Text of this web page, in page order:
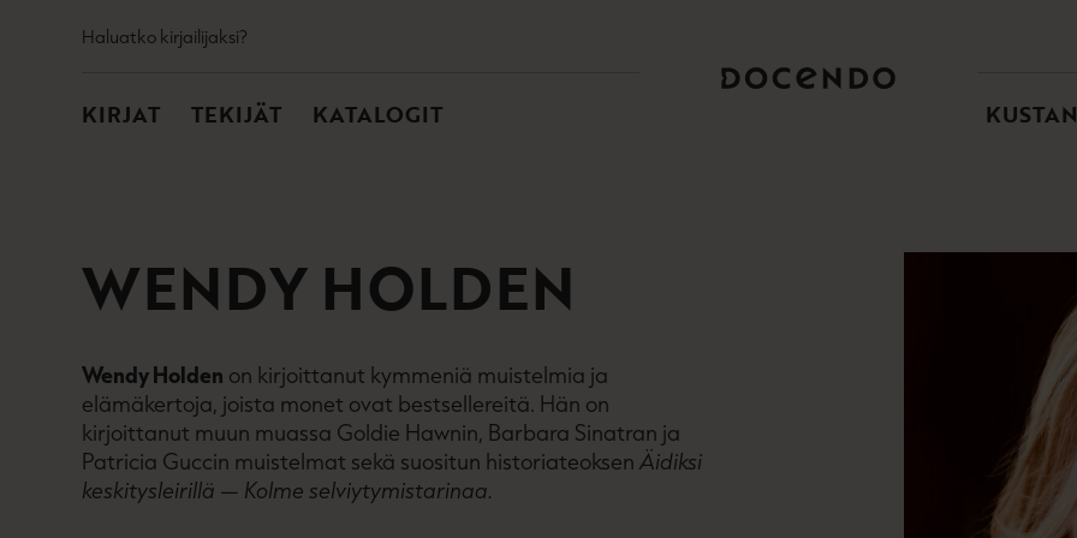
sisältöönTOISSIJAINEN
Haluatko kirjailijaksi?
PÄÄVALIKKO
KIRJAT TEKIJÄT KATALOGIT
WENDY HOLDEN
Wendy Holden on kirjoittanut kymmeniä muistelmia ja
elämäkertoja, joista monet ovat bestsellereitä. Hän on
kirjoittanut muun muassa Goldie Hawnin, Barbara Sinatran ja
Patricia Guccin muistelmat sekä suositun historiateoksen Äidiksi
keskitysleirillä — Kolme selviytymistarinaa.